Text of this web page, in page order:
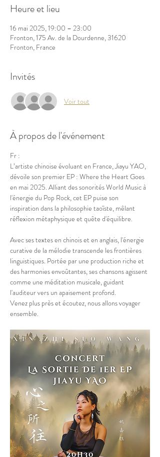
Heure et lieu
16 mai 2025, 19:00 – 23:00
Fronton, 175 Av. de la Dourdenne, 31620
Fronton, France
Invités
Voir tout
À propos de l'événement
Fr :
L’artiste chinoise évoluant en France, Jiayu YAO,
dévoile son premier EP : Where the Heart Goes
en mai 2025. Alliant des sonorités World Music à
l'énergie du Pop Rock, cet EP puise son
inspiration dans la philosophie taoïste, mêlant
réflexion métaphysique et quête d'équilibre.
Avec ses textes en chinois et en anglais, l'énergie
curative de la mélodie transcende les frontières
linguistiques. Portée par une production riche et
des harmonies envoûtantes, ses chansons agissent
comme une méditation musicale, guidant
l'auditeur vers un apaisement profond.
Venez plus près et écoutez, nous allons voyager
ensemble.